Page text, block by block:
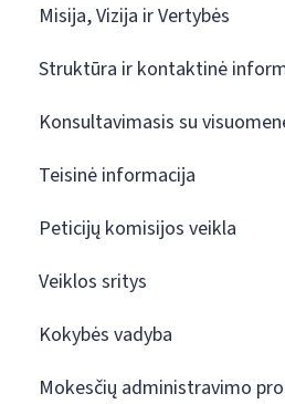
Misija, Vizija ir Vertybės
Struktūra ir kontaktinė
Konsultavimasis su
Teisinė informacija
Peticijų komisijos veikla
Veiklos sritys
Kokybės vadyba
Mokesčių administravimo